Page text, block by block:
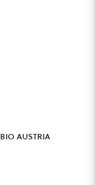
bio austria